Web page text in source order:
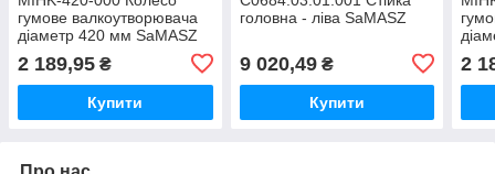
гумове валкоутворювача
діаметр 420 мм SaMASZ
2 189,95 ₴
Купити
головна - ліва SaMASZ
9 020,49₴
Купити
2